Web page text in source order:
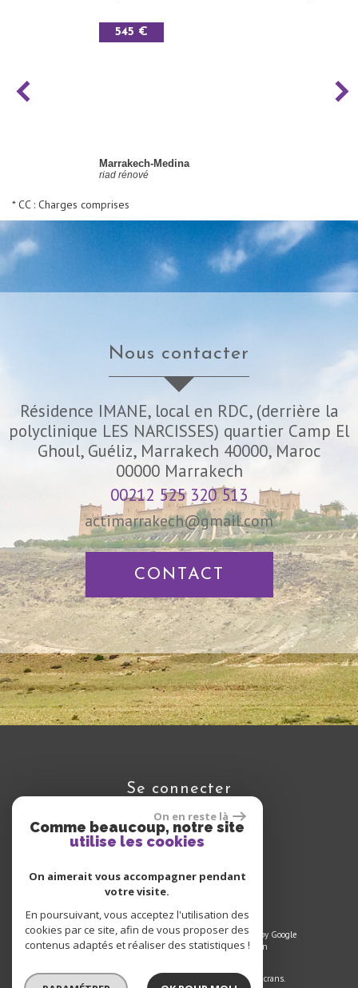
On en reste là
Comme beaucoup, notre site
utilise les cookies
On aimerait vous accompagner pendant
votre visite.
En poursuivant, vous acceptez l'utilisation des
cookies par ce site, afin de vous proposer des
contenus adaptés et réaliser des statistiques !
545 €
Marrakech-Medina
riad rénové
* CC : Charges comprises
nous contacter
Résidence IMANE, local en RDC, (derrière la
polyclinique LES NARCISSES) quartier Camp El
Ghoul, Guéliz, Marrakech 40000, Maroc
00000 Marrakech
00212 525 320 513
actimarrakech@gmail.com
CONTACT
se connecter
Espace propriétaire
© 2025 | Tous droits réservés | Traduction powered by Google
Plan du site-Mentions légales-Liens-Admin
un seul site adaptable à tous les types d'écrans.